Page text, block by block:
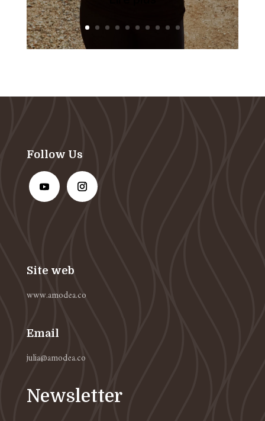
Follow Us
Site web
www.amodea.co
Email
julia@amodea.co
Newsletter